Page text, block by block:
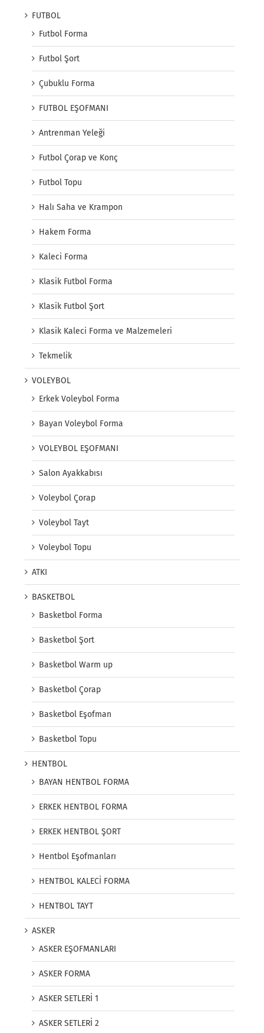
FUTBOL
Futbol Forma
Futbol Şort
Çubuklu Forma
FUTBOL EŞOFMANI
Antrenman Yeleği
Futbol Çorap ve Konç
Futbol Topu
Halı Saha ve Krampon
Hakem Forma
Kaleci Forma
Klasik Futbol Forma
Klasik Futbol Şort
Klasik Kaleci Forma ve Malzemeleri
Tekmelik
VOLEYBOL
Erkek Voleybol Forma
Bayan Voleybol Forma
VOLEYBOL EŞOFMANI
Salon Ayakkabısı
Voleybol Çorap
Voleybol Tayt
Voleybol Topu
ATKI
BASKETBOL
Basketbol Forma
Basketbol Şort
Basketbol Warm up
Basketbol Çorap
Basketbol Eşofman
Basketbol Topu
HENTBOL
BAYAN HENTBOL FORMA
ERKEK HENTBOL FORMA
ERKEK HENTBOL ŞORT
Hentbol Eşofmanları
HENTBOL KALECİ FORMA
HENTBOL TAYT
ASKER
ASKER EŞOFMANLARI
ASKER FORMA
ASKER SETLERİ 1
ASKER SETLERİ 2